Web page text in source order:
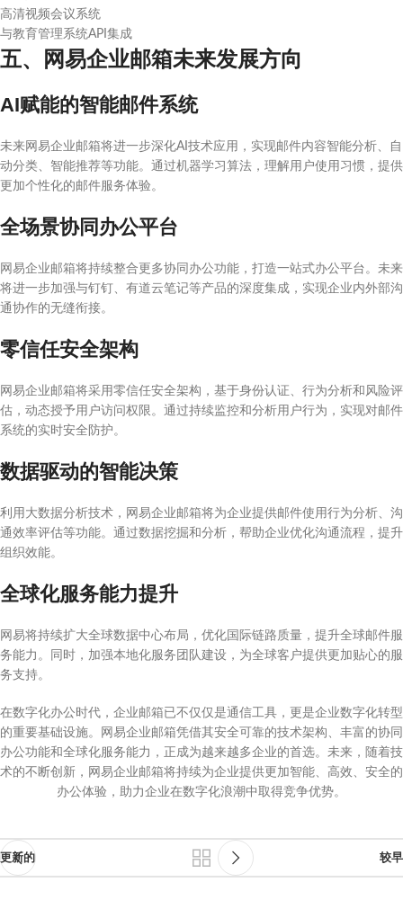
高清视频会议系统
与教育管理系统API集成
五、网易企业邮箱未来发展方向
AI赋能的智能邮件系统
未来网易企业邮箱将进一步深化AI技术应用，实现邮件内容智能分析、自
动分类、智能推荐等功能。通过机器学习算法，理解用户使用习惯，提供
更加个性化的邮件服务体验。
全场景协同办公平台
网易企业邮箱将持续整合更多协同办公功能，打造一站式办公平台。未来
将进一步加强与钉钉、有道云笔记等产品的深度集成，实现企业内外部沟
通协作的无缝衔接。
零信任安全架构
网易企业邮箱将采用零信任安全架构，基于身份认证、行为分析和风险评
估，动态授予用户访问权限。通过持续监控和分析用户行为，实现对邮件
系统的实时安全防护。
数据驱动的智能决策
利用大数据分析技术，网易企业邮箱将为企业提供邮件使用行为分析、沟
通效率评估等功能。通过数据挖掘和分析，帮助企业优化沟通流程，提升
组织效能。
全球化服务能力提升
网易将持续扩大全球数据中心布局，优化国际链路质量，提升全球邮件服
务能力。同时，加强本地化服务团队建设，为全球客户提供更加贴心的服
务支持。
在数字化办公时代，企业邮箱已不仅仅是通信工具，更是企业数字化转型
的重要基础设施。网易企业邮箱凭借其安全可靠的技术架构、丰富的协同
办公功能和全球化服务能力，正成为越来越多企业的首选。未来，随着技
术的不断创新，网易企业邮箱将持续为企业提供更加智能、高效、安全的
办公体验，助力企业在数字化浪潮中取得竞争优势。
更新的 较早